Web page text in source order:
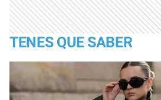
TENES QUE SABER